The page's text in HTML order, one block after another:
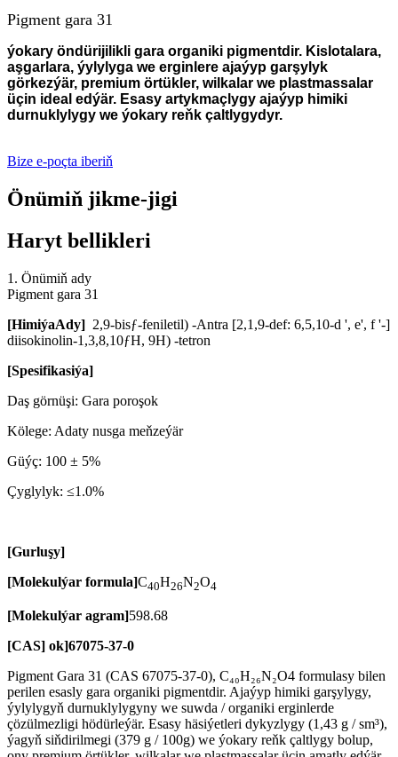
Pigment gara 31
ýokary öndürijilikli gara organiki pigmentdir. Kislotalara,
aşgarlara, ýylylyga we erginlere ajaýyp garşylyk
görkezýär, premium örtükler, wilkalar we plastmassalar
üçin ideal edýär. Esasy artykmaçlygy ajaýyp himiki
durnuklylygy we ýokary reňk çaltlygydyr.
Bize e-poçta iberiň
Önümiň jikme-jigi
Haryt bellikleri
1. Önümiň ady
Pigment gara 31
[HimiýaAdy] 2,9-bisƒ-feniletil) -Antra [2,1,9-def: 6,5,10-d ', e', f '-]
diisokinolin-1,3,8,10ƒH, 9H) -tetron
[Spesifikasiýa]
Daş görnüşi: Gara poroşok
Kölege: Adaty nusga meňzeýär
Güýç: 100 ± 5%
Çyglylyk: ≤1.0%
[Gurluşy]
[Molekulýar formula]C40H26N2O4
[Molekulýar agram]598.68
[CAS] ok]67075-37-0
Pigment Gara 31 (CAS 67075-37-0), C₄₀H₂₆N₂O4 formulasy bilen
perilen esasly gara organiki pigmentdir. Ajaýyp himiki garşylygy,
ýylylygyň durnuklylygyny we suwda / organiki erginlerde
çözülmezligi hödürleýär. Esasy häsiýetleri dykyzlygy (1,43 g / sm³),
ýagyň siňdirilmegi (379 g / 100g) we ýokary reňk çaltlygy bolup,